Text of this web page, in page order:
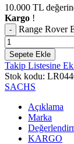
10.000 TL
Kargo !
Range Rover
Sepete Ekle
Takip Listesine
Stok kodu:
SACHS
Açıklama
Marka
KARGO